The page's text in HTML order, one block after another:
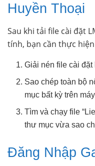
Huyền Thoại
Sau khi tải file cài đặt
tính, bạn cần thực
Giải nén file cài
Sao chép toàn bộ
mục bất kỳ trên
Tìm và chạy file
thư mục vừa sao
Đăng Nhập